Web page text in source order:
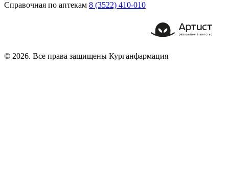
Справочная по аптекам 8 (3522) 410-010
© 2026. Все права защищены Курганфармация